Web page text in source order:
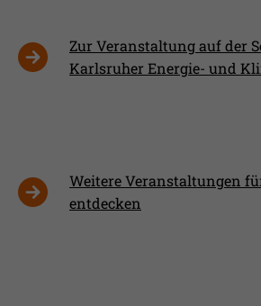
Zur Veranstaltung auf der
Karlsruher Energie- und
Weitere Veranstaltungen
entdecken